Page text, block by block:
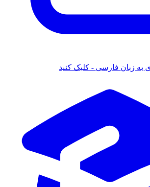
به زبان فارسی - کلیک کنید